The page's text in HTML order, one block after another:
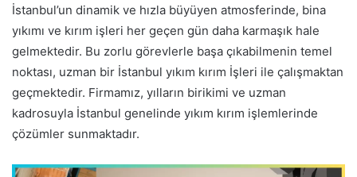
İstanbul’un dinamik ve hızla büyüyen atmosferinde, bina
yıkımı ve kırım işleri her geçen gün daha karmaşık hale
gelmektedir. Bu zorlu görevlerle başa çıkabilmenin temel
noktası, uzman bir İstanbul yıkım kırım İşleri ile çalışmaktan
geçmektedir. Firmamız, yılların birikimi ve uzman
kadrosuyla İstanbul genelinde yıkım kırım işlemlerinde
çözümler sunmaktadır.